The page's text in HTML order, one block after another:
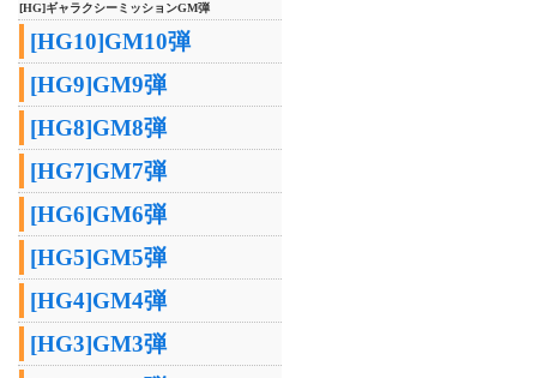
[HG]ギャラクシーミッションGM弾
[HG10]GM10弾
[HG9]GM9弾
[HG8]GM8弾
[HG7]GM7弾
[HG6]GM6弾
[HG5]GM5弾
[HG4]GM4弾
[HG3]GM3弾